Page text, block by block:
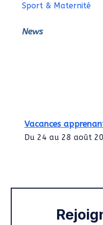
Sport & Maternité
News
Vacances
Du 24 au 28 août